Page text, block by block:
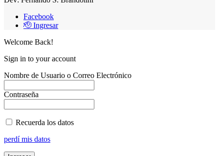
Facebook
🫡 Ingresar
Welcome Back!
Sign in to your account
Nombre de Usuario o Correo Electrónico
Contraseña
Recuerda los datos
perdí mis datos